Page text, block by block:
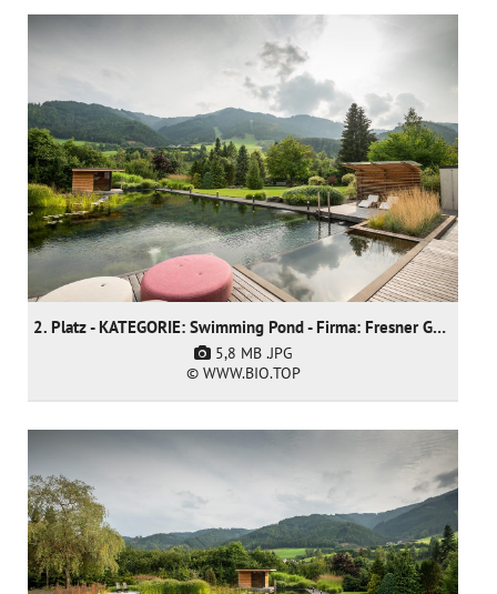
2. Platz - KATEGORIE: Swimming Pond - Firma: Fresner Garten und Landschaftsbau GmbH
5,8 MB .JPG
© WWW.BIO.TOP